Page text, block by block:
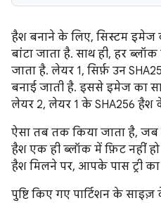
हैश बनाने के लिए, सिस्टम इमेज
बांटा जाता है. साथ ही, हर
जाता है. लेयर 1, सिर्फ़ उन
बनाई जाती है. इससे इमेज का
लेयर 2, लेयर 1 के SHA256 हैश
ऐसा तब तक किया जाता है,
हैश एक ही ब्लॉक में फ़िट नहीं
हैश मिलने पर, आपके पास ट्री
पुष्टि किए गए पार्टिशन के